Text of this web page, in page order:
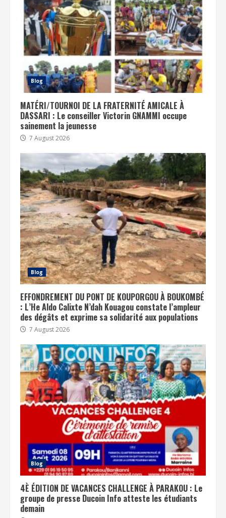
Blog
MATÉRI/TOURNOI DE LA FRATERNITÉ AMICALE À
DASSARI : Le conseiller Victorin GNAMMI occupe
sainement la jeunesse
7 August 2026
Blog
EFFONDREMENT DU PONT DE KOUPORGOU À BOUKOMBÉ
: L’He Aldo Calixte N’dah Kouagou constate l’ampleur
des dégâts et exprime sa solidarité aux populations
7 August 2026
Blog
4È ÉDITION DE VACANCES CHALLENGE À PARAKOU : Le
groupe de presse Ducoin Info atteste les étudiants
demain